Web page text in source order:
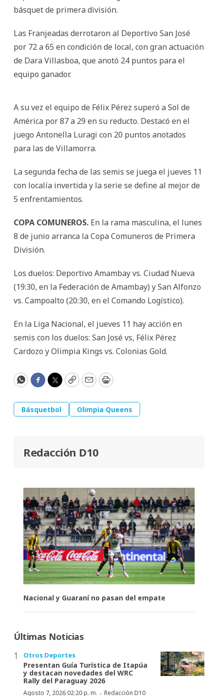
básquet de primera división.
Las Franjeadas derrotaron al Deportivo San José
por 72 a 65 en condición de local, con gran actuación
de Dara Villasboa, que anotó 24 puntos para el
equipo ganador.
A su vez el equipo de Félix Pérez superó a Sol de
América por 87 a 29 en su reducto. Destacó en el
juego Antonella Luragi con 20 puntos anotados
para las de Villamorra.
La segunda fecha de las semis se juega el jueves 11
con localía invertida y la serie se define al mejor de
5 enfrentamientos.
COPA COMUNEROS. En la rama masculina, el lunes
8 de junio arranca la Copa Comuneros de Primera
División.
Los duelos: Deportivo Amambay vs. Ciudad Nueva
(19:30, en la Federación de Amambay) y San Alfonzo
vs. Campoalto (20:30, en el Comando Logístico).
En la Liga Nacional, el jueves 11 hay acción en
semis con los duelos: San José vs, Félix Pérez
Cardozo y Olimpia Kings vs. Colonias Gold.
WhatsApp
Facebook
Twitter
CopyEmailPrint
Básquetbol Olimpia Queens
Redacción D10
Nacional y Guaraní no pasan del empate
Últimas Noticias
Otros Deportes
Presentan Guía Turística de Itapúa
y destacan novedades del WRC
Rally del Paraguay 2026
Agosto 7, 2026 02:20 p. m. · Redacción D10